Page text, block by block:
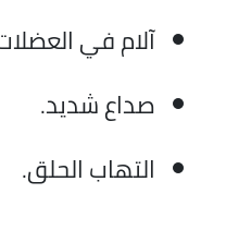
آلام في
صداع شديد.
التهاب الحلق.